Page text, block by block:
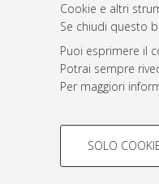
Cookie e altri
Se chiudi questo
Puoi esprimere il
Potrai sempre
Per maggiori
COOKIE DI
SOLO
Atom
Rss 1.0
Rss 2.0